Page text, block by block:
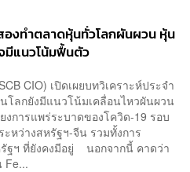
องทำตลาดหุ้นทั่วโลกผันผวน หุ้น
มีแนวโน้มฟื้นตัว
CIO) เปิดเผยบทวิเคราะห์ประจำ
ลกยังมีแนวโน้มเคลื่อนไหวผันผวน
งการแพร่ระบาดของโควิด-19 รอบ
ะหว่างสหรัฐฯ-จีน รวมทั้งการ
ฐฯ ที่ยังคงมีอยู่ นอกจากนี้ คาดว่า
Fe...